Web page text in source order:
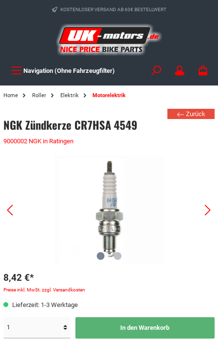
KOSTENLOSER VERSAND AB 60€ BESTELLWERT
Navigation (Ohne Fahrzeugfilter)
Home Roller Elektrik Motorelektrik
Zurück
NGK Zündkerze CR7HSA 4549
9000002 NGK in Ratingen
8,42 €*
Preise inkl. MwSt. zzgl. Versandkosten
Lieferzeit: 1-3 Werktage
In den Warenkorb